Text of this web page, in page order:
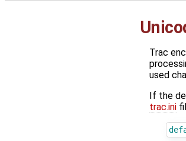
Trac
used
If the
trac.ini